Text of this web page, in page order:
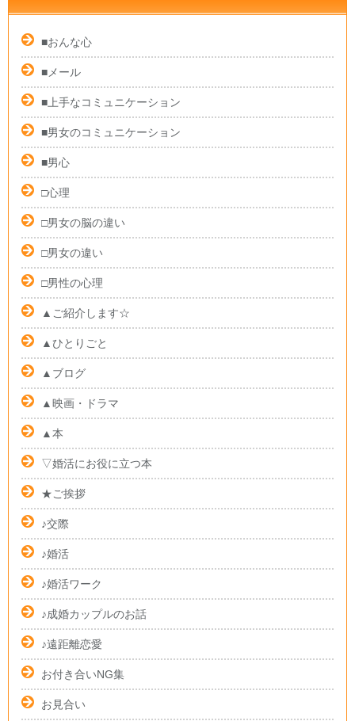
■おんな心
■メール
■上手なコミュニケーション
■男女のコミュニケーション
■男心
□心理
□男女の脳の違い
□男女の違い
□男性の心理
▲ご紹介します☆
▲ひとりごと
▲ブログ
▲映画・ドラマ
▲本
▽婚活にお役に立つ本
★ご挨拶
♪交際
♪婚活
♪婚活ワーク
♪成婚カップルのお話
♪遠距離恋愛
お付き合いNG集
お見合い